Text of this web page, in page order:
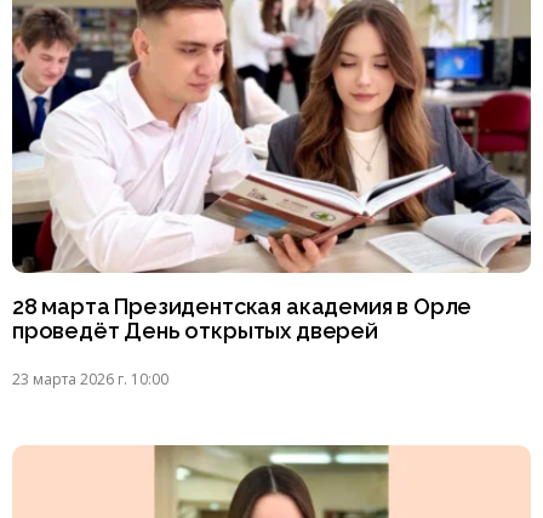
28 марта Президентская академия в Орле
проведёт День открытых дверей
23 марта 2026 г. 10:00